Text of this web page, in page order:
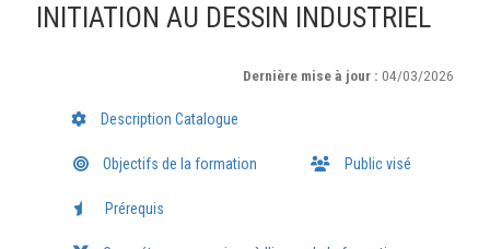
INITIATION AU DESSIN INDUSTRIEL
Dernière mise à jour :04/03/2026
Description Catalogue
Objectifs de la formation Public visé
Prérequis